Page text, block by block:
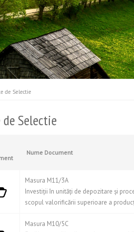
de Selectie
Selectie
Nume Document
Masura M11/3A
Investiții în unități de depozitare și
scopul valorificării superioare a
Masura M10/5C